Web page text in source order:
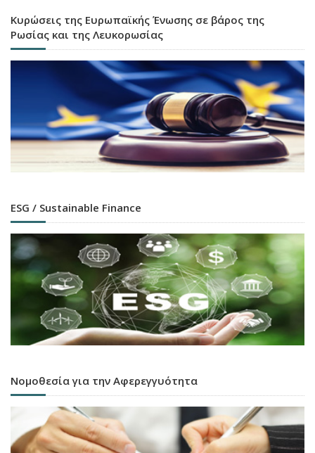
Κυρώσεις της Ευρωπαϊκής Ένωσης σε βάρος της
Ρωσίας και της Λευκορωσίας
ESG / Sustainable Finance
Νομοθεσία για την Αφερεγγυότητα